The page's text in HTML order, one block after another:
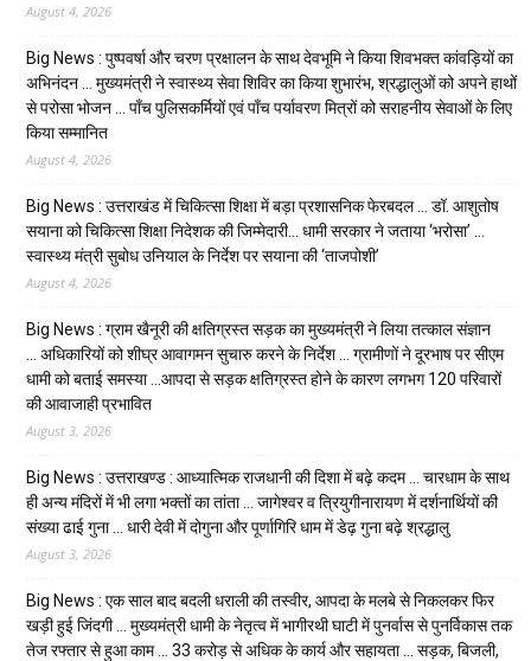
August 4, 2026
Big News : पुष्पवर्षा और चरण प्रक्षालन के साथ देवभूमि ने किया शिवभक्त कांवड़ियों का
अभिनंदन … मुख्यमंत्री ने स्वास्थ्य सेवा शिविर का किया शुभारंभ, श्रद्धालुओं को अपने हाथों
से परोसा भोजन … पाँच पुलिसकर्मियों एवं पाँच पर्यावरण मित्रों को सराहनीय सेवाओं के लिए
किया सम्मानित
August 4, 2026
Big News : उत्तराखंड में चिकित्सा शिक्षा में बड़ा प्रशासनिक फेरबदल … डॉ. आशुतोष
सयाना को चिकित्सा शिक्षा निदेशक की जिम्मेदारी… धामी सरकार ने जताया ‘भरोसा’ …
स्वास्थ्य मंत्री सुबोध उनियाल के निर्देश पर सयाना की ‘ताजपोशी’
August 4, 2026
Big News : ग्राम खैनूरी की क्षतिग्रस्त सड़क का मुख्यमंत्री ने लिया तत्काल संज्ञान
… अधिकारियों को शीघ्र आवागमन सुचारु करने के निर्देश … ग्रामीणों ने दूरभाष पर सीएम
धामी को बताई समस्या …आपदा से सड़क क्षतिग्रस्त होने के कारण लगभग 120 परिवारों
की आवाजाही प्रभावित
August 3, 2026
Big News : उत्तराखण्ड : आध्यात्मिक राजधानी की दिशा में बढ़े कदम … चारधाम के साथ
ही अन्य मंदिरों में भी लगा भक्तों का तांता … जागेश्वर व त्रियुगीनारायण में दर्शनार्थियों की
संख्या ढाई गुना … धारी देवी में दोगुना और पूर्णागिरि धाम में डेढ़ गुना बढ़े श्रद्धालु
August 3, 2026
Big News : एक साल बाद बदली धराली की तस्वीर, आपदा के मलबे से निकलकर फिर
खड़ी हुई जिंदगी … मुख्यमंत्री धामी के नेतृत्व में भागीरथी घाटी में पुनर्वास से पुनर्विकास तक
तेज रफ्तार से हुआ काम … ₹33 करोड़ से अधिक के कार्य और सहायता … सड़क, बिजली,